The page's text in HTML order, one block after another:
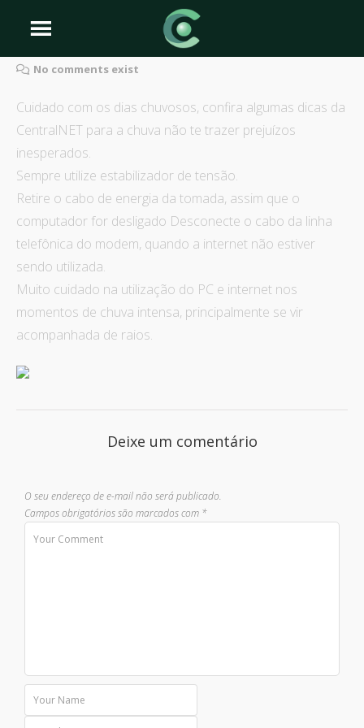
No comments exist
Cuidado com os dias chuvosos, confira algumas dicas da
CentralNET para a chuva não te trazer prejuízos
inesperados.
Sempre utilize estabilizador de tensão.
Retire o cabo de energia da tomada, assim que o
computador for desligado Desconecte o cabo da linha
telefônica do modem, quando a internet não estiver
sendo utilizada.
Muito cuidado na utilização do PC e internet nos
momentos de chuva intensa, principalmente se vir
acompanhada de raios.
Deixe um comentário
O seu endereço de e-mail não será publicado.
Campos obrigatórios são marcados com *